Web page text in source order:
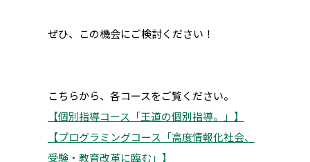
ぜひ、この機会にご検討ください！
こちらから、各コースをご覧ください。
【個別指導コース「王道の個別指導。」】
【プログラミングコース「高度情報化社会、
受験・教育改革に臨む」】